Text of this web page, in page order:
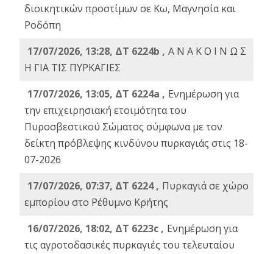
διοικητικών προστίμων σε Κω, Μαγνησία και
Ροδόπη
17/07/2026, 13:28, ΔΤ 6224b , Α Ν Α Κ Ο Ι Ν Ω Σ
Η ΓΙΑ ΤΙΣ ΠΥΡΚΑΓΙΕΣ
17/07/2026, 13:05, ΔΤ 6224a , Ενημέρωση για
την επιχειρησιακή ετοιμότητα του
Πυροσβεστικού Σώματος σύμφωνα με τον
δείκτη πρόβλεψης κινδύνου πυρκαγιάς στις 18-
07-2026
17/07/2026, 07:37, ΔΤ 6224 , Πυρκαγιά σε χώρο
εμπορίου στο Ρέθυμνο Κρήτης
16/07/2026, 18:02, ΔΤ 6223c , Ενημέρωση για
τις αγροτοδασικές πυρκαγιές του τελευταίου